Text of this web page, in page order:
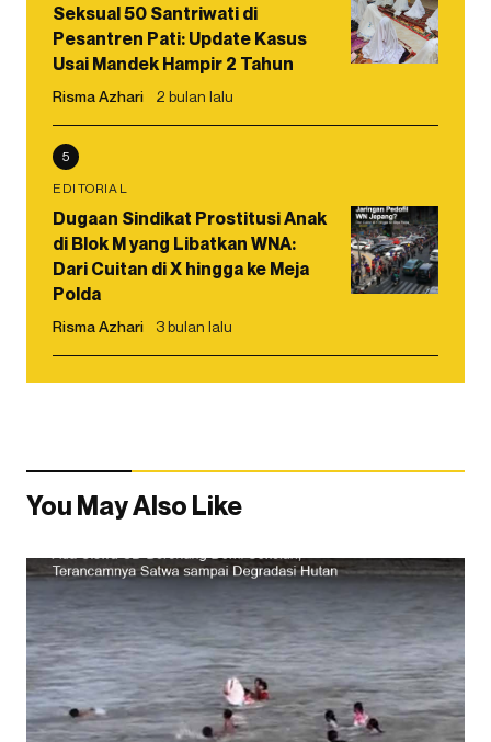
Seksual 50 Santriwati di
Pesantren Pati: Update Kasus
Usai Mandek Hampir 2 Tahun
Risma Azhari 2 bulan lalu
5
EDITORIAL
Dugaan Sindikat Prostitusi Anak
di Blok M yang Libatkan WNA:
Dari Cuitan di X hingga ke Meja
Polda
Risma Azhari 3 bulan lalu
You May Also Like